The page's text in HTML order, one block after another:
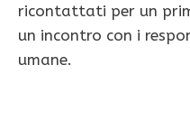
ricontattati per un
un incontro con i
umane.